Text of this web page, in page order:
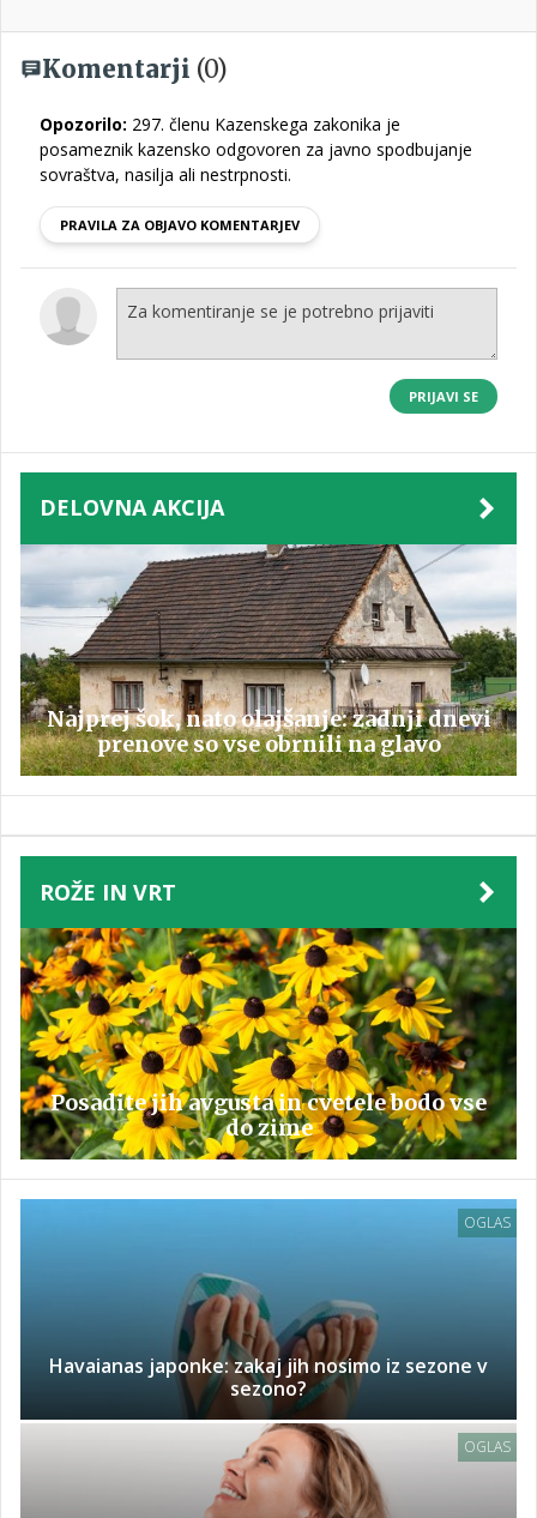
Komentarji (0)
Opozorilo: 297. členu Kazenskega zakonika je
posameznik kazensko odgovoren za javno spodbujanje
sovraštva, nasilja ali nestrpnosti.
PRAVILA ZA OBJAVO KOMENTARJEV
PRIJAVI SE
DELOVNA AKCIJA
Najprej šok, nato olajšanje: zadnji dnevi
prenove so vse obrnili na glavo
ROŽE IN VRT
Posadite jih avgusta in cvetele bodo vse
do zime
OGLAS
Havaianas japonke: zakaj jih nosimo iz sezone v
sezono?
OGLAS